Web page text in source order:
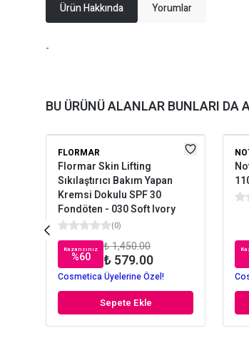
Ürün Hakkında Yorumlar
-
BU ÜRÜNÜ ALANLAR BUNLARI DA
FLORMAR
Flormar Skin Lifting
Sıkılaştırıcı Bakım Yapan
Kremsi Dokulu SPF 30
Fondöten - 030 Soft Ivory
(0)
Kazancınız
%60
₺ 1,450.00
₺ 579.00
Cosmetica Üyelerine Özel!
Sepete Ekle